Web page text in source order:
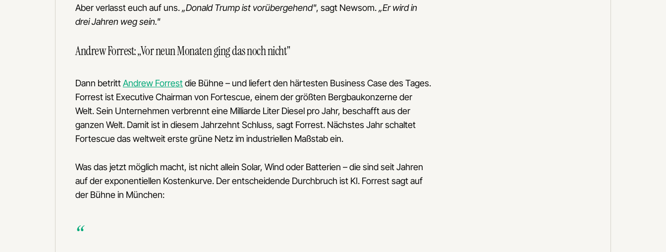
Aber verlasst euch auf uns. „Donald Trump ist vorübergehend", sagt Newsom. „Er wird in
drei Jahren weg sein."
Andrew Forrest: „Vor neun Monaten ging das noch nicht"
Dann betrittAndrew Forrestdie Bühne – und liefert den härtesten Business Case des Tages.
Forrest ist Executive Chairman von Fortescue, einem der größten Bergbaukonzerne der
Welt. Sein Unternehmen verbrennt eine Milliarde Liter Diesel pro Jahr, beschafft aus der
ganzen Welt. Damit ist in diesem Jahrzehnt Schluss, sagt Forrest. Nächstes Jahr schaltet
Fortescue das weltweit erste grüne Netz im industriellen Maßstab ein.
Was das jetzt möglich macht, ist nicht allein Solar, Wind oder Batterien – die sind seit Jahren
auf der exponentiellen Kostenkurve. Der entscheidende Durchbruch ist KI. Forrest sagt auf
der Bühne in München: